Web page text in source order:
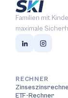
Familien mit
maximale
RECHNER
ETF-Rechner